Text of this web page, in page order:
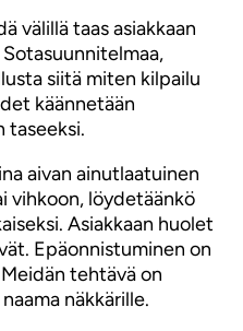
välillä taas asiakkaan
siitä miten kilpailu
käännetään
taseeksi.
aivan ainutlaatuinen
vihkoon, löydetäänkö
Asiakkaan huolet
Epäonnistuminen on
tehtävä on
näkkärille.